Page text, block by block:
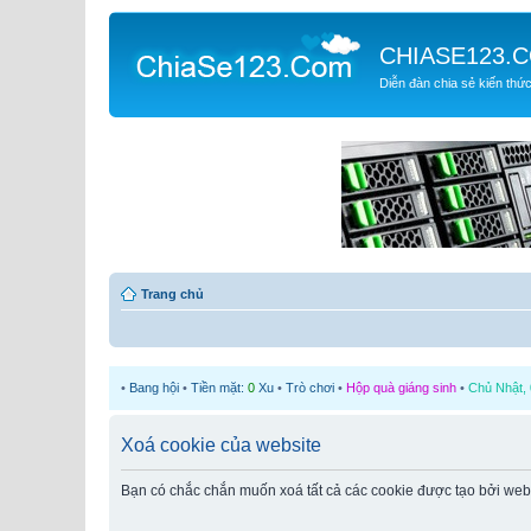
Diễn đàn chia sẻ kiến thức
Trang chủ
• Bang hội • Tiền mặt: 0 Xu • Trò chơi • Hộp quà giáng sinh • Chủ Nhật,
Xoá cookie của website
Bạn có chắc chắn muốn xoá tất cả các cookie được tạo bởi